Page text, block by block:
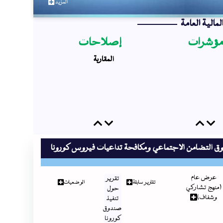
المزيد
العامة
Previous
Next
إصلاحات
المقاربة
Previous
التضامن الاجتماعي ومكافحة تداعيات فيروس كورونا
عرض عام
(منهج تشاركي
وشفاف)
تقارير سابقة
تقرير
حول
تنفيذ
صندوق
كورونا
الوضعيات